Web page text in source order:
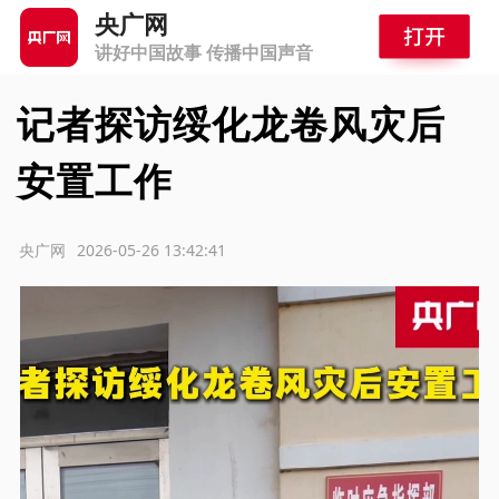
央广网
讲好中国故事 传播中国声音
记者探访绥化龙卷风灾后
安置工作
2026-05-26 13:42:41
央广网